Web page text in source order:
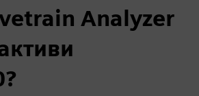
Analyzer